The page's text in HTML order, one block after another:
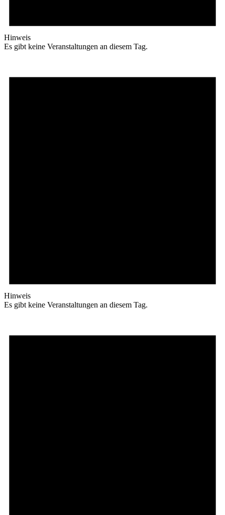
Hinweis
Es gibt keine Veranstaltungen an diesem Tag.
Hinweis
Es gibt keine Veranstaltungen an diesem Tag.